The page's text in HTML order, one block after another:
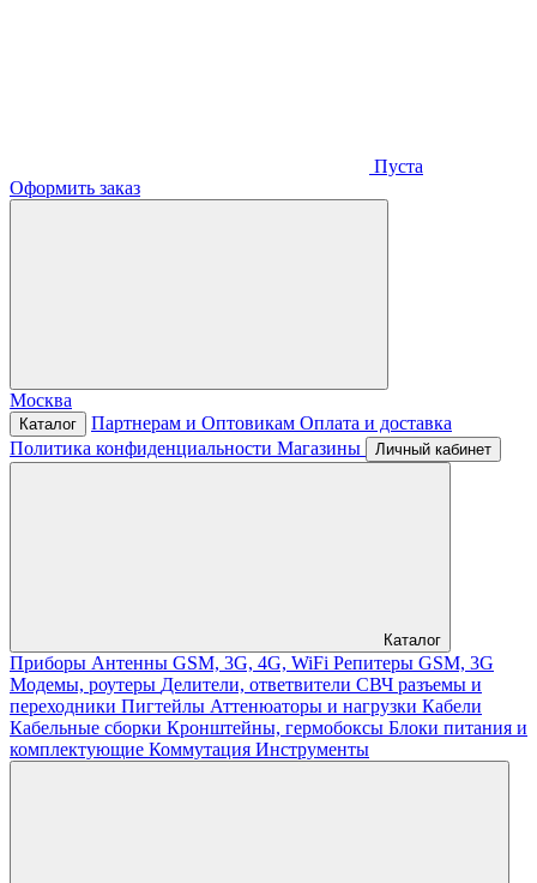
Пуста
Оформить заказ
Москва
Каталог Партнерам и Оптовикам Оплата и доставка
Политика конфиденциальности Магазины Личный кабинет
Каталог
Приборы Антенны GSM, 3G, 4G, WiFi Репитеры GSM, 3G
Модемы, роутеры Делители, ответвители СВЧ разъемы и
переходники Пигтейлы Аттенюаторы и нагрузки Кабели
Кабельные сборки Кронштейны, гермобоксы Блоки питания и
комплектующие Коммутация Инструменты